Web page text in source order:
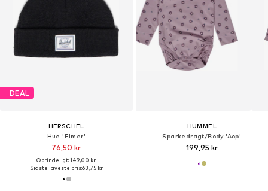
DEAL
HERSCHEL
Hue 'Elmer'
76,50 kr
Oprindeligt: 149,00 kr
Sidste laveste pris:63,75 kr
HUMMEL
Sparkedragt/Body 'Aop'
199,95 kr